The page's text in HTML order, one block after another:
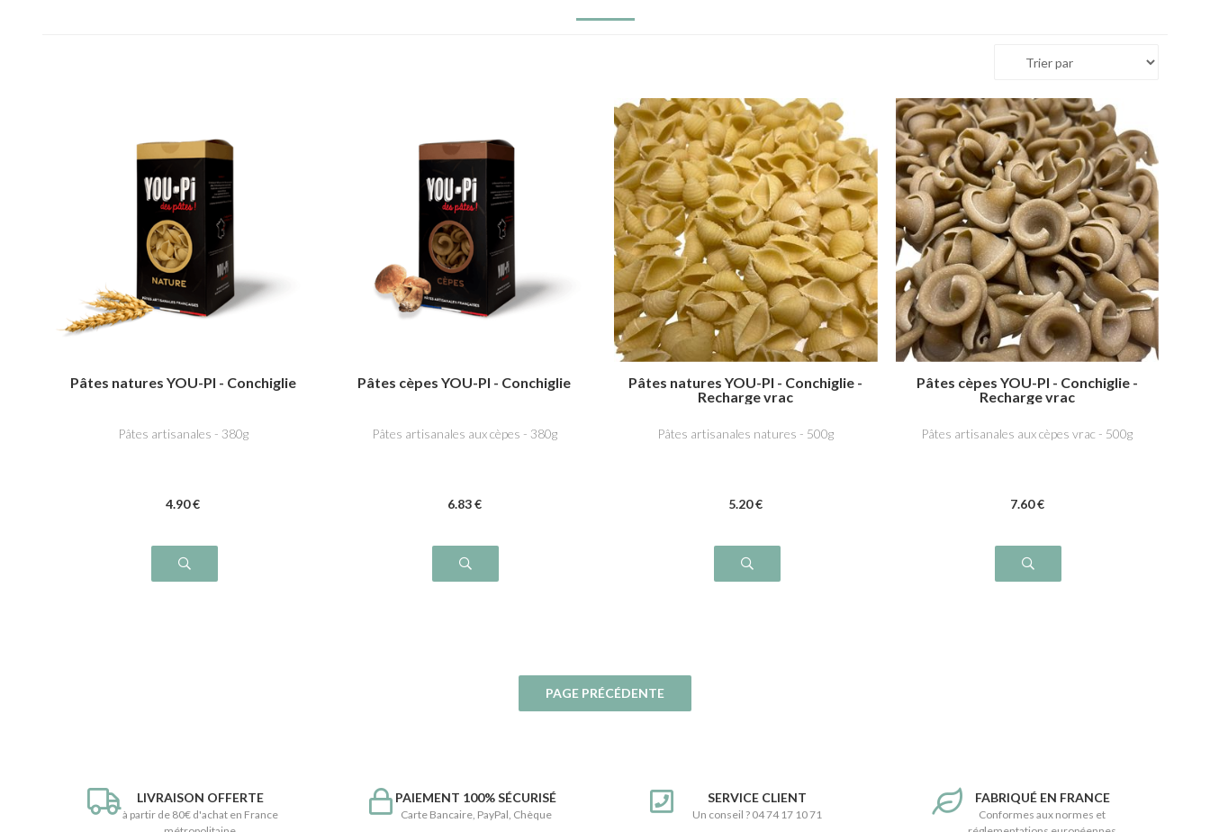
Pâtes natures YOU-PI - Conchiglie
Pâtes artisanales - 380g
4.90€
Pâtes cèpes YOU-PI - Conchiglie
Pâtes artisanales aux cèpes - 380g
6.83€
Pâtes natures YOU-PI - Conchiglie -
Recharge vrac
Pâtes artisanales natures - 500g
5.20€
Pâtes cèpes YOU-PI - Conchiglie -
Recharge vrac
Pâtes artisanales aux cèpes vrac - 500g
7.60€
LIVRAISON OFFERTE
à partir de 80€ d'achat en France
PAIEMENT 100% SÉCURISÉ
Carte Bancaire, PayPal, Chèque
SERVICE CLIENT
Un conseil ? 04 74 17 10 71
FABRIQUÉ EN FRANCE
Conformes aux normes et